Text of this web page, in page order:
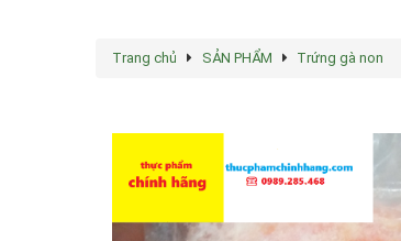
Trang chủ SẢN PHẨM Trứng gà non